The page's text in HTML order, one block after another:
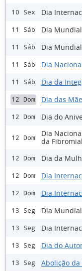
10 Sex Dia
11 Sáb Dia
11 Sáb Dia
11 Sáb Dia
11 Sáb Dia da
12 Dom Dia das
12 Dom Dia do
12 Dom
Dia
da
12 Dom Dia da
12 Dom Dia
12 Dom Dia
13 Seg Dia
13 Seg Dia
13 Seg Dia do
13 Seg Abolição da